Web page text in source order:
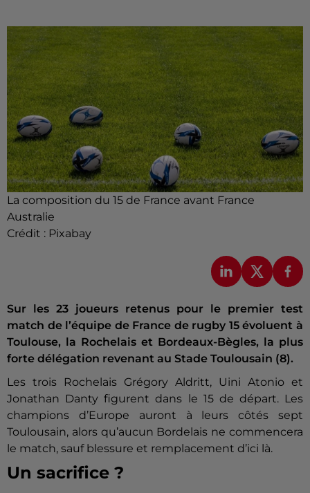
La composition du 15 de France avant France
Australie
Crédit : Pixabay
Sur les 23 joueurs retenus pour le premier test
match de l’équipe de France de rugby 15 évoluent à
Toulouse, la Rochelais et Bordeaux-Bègles, la plus
forte délégation revenant au Stade Toulousain (8).
Les trois Rochelais Grégory Aldritt, Uini Atonio et
Jonathan Danty figurent dans le 15 de départ. Les
champions d’Europe auront à leurs côtés sept
Toulousain, alors qu’aucun Bordelais ne commencera
le match, sauf blessure et remplacement d’ici là.
Un sacrifice ?